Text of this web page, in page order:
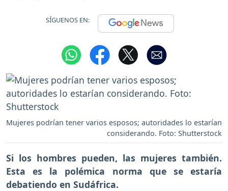
SÍGUENOS EN:
Mujeres podrían tener varios esposos; autoridades lo estarían
considerando. Foto: Shutterstock
Si los hombres pueden, las mujeres también.
Esta es la polémica norma que se estaría
debatiendo en Sudáfrica.